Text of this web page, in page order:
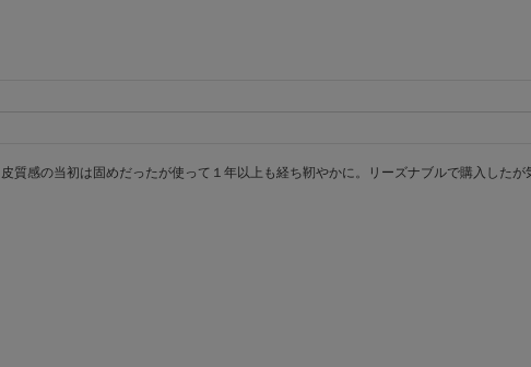
皮質感の当初は固めだったが使って１年以上も経ち靭やかに。リーズナブルで購入したが